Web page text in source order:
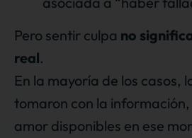
Pero sentir culpa no
real.
En la mayoría de los casos,
tomaron con la información,
amor disponibles en ese